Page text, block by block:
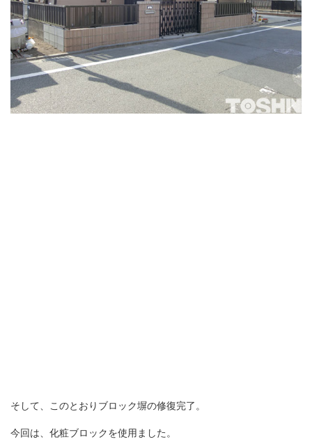
そして、このとおりブロック塀の修復完了。
今回は、化粧ブロックを使用ました。